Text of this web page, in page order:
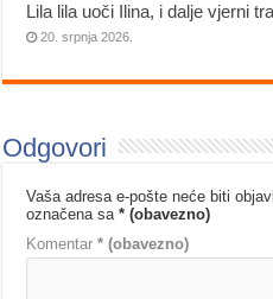
Lila lila uoči Ilina, i dalje vjerni
20. srpnja 2026.
Odgovori
Vaša adresa e-pošte neće biti
označena sa* (obavezno)
Komentar* (obavezno)